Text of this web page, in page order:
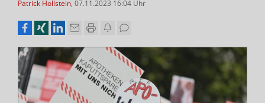
Patrick Hollstein, 07.11.2023 16:04 Uhr